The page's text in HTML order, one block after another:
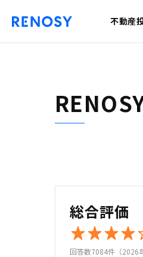
不動産
総合評価
回答数7084件（2026